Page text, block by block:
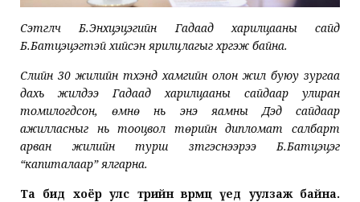
Сэтгүүлч Б.Энхцэцэгийн Гадаад харилцааны сайд
Б.Батцэцэгтэй хийсэн ярилцлагыг хүргэж байна.
Сүүлийн 30 жилийн түүхэнд хамгийн олон жил буюу зургаа
дахь жилдээ Гадаад харилцааны сайдаар улиран
томилогдсон, өмнө нь энэ яамны Дэд сайдаар
ажилласныг нь тооцвол төрийн дипломат салбарт
арван жилийн турш зүтгэснээрээ Б.Батцэцэг
“капиталаар” ялгарна.
Та бид хоёр улс төрийн өвөрмөц үед уулзаж байна.